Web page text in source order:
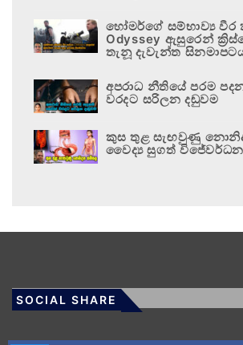
හෝමර්ගේ සම්භාව්‍ය වීර
Odyssey ඇසුරෙන්
තැනූ දැවැන්ත
අපරාධ නීතියේ පරම
වරදට සරිලන දඬුවම
කුස තුළ සැඟවුණු
වෛද්‍ය සුගත්
SOCIAL SHARE